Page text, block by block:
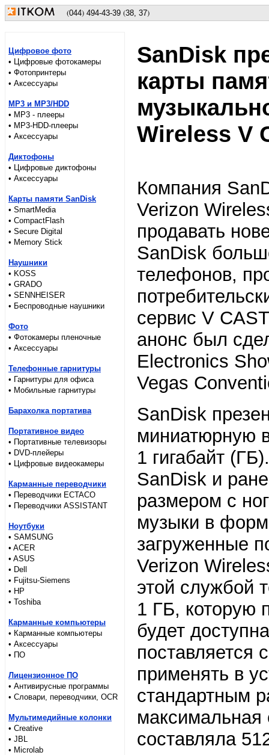
(044) 494-43-39 (38, 37)
Цифровое фото
• Цифровые фотокамеры
• Фотопринтеры
• Аксессуары
MP3 и MP3/HDD
• MP3 - плееры
• MP3-HDD-плееры
• Аксессуары
Диктофоны
• Цифровые диктофоны
• Аксессуары
Карты памяти SanDisk
• SmartMedia
• CompactFlash
• Secure Digital
• Memory Stick
Наушники
• KOSS
• GRADO
• SENNHEISER
• Беспроводные наушники
Фото
• Фотокамеры пленочные
• Аксессуары
Телефонные гарнитуры
• Гарнитуры для офиса
• Мобильные гарнитуры
Барахолка портатива
Портативное видео
• Портативные телевизоры
• DVD-плейеры
• Цифровые видеокамеры
Карманные переводчики
• Переводчики ECTACO
• Переводчики ASSISTANT
Ноутбуки
• SAMSUNG
• ACER
• ASUS
• Dell
• Fujitsu-Siemens
• HP
• Toshiba
Карманные компьютеры
• Карманные компьютеры
• Аксессуары
• ПО
Лицензионное ПО
• Антивирусные программы
• Словари, переводчики, OCR
Мультимедийные колонки
• Creative
• JBL
• Microlab
SanDisk
карты
Wireless V
Компания
Verizon
продавать
SanDisk
телефонов,
сервис V
анонс был
Electronics
Vegas
SanDisk
миниатюрную
1 гигабайт
SanDisk и
размером с
музыки в
загруженные
Verizon
этой службой
1 ГБ, которую
будет
поставляется
применять в
стандартным
максимальная
составляла